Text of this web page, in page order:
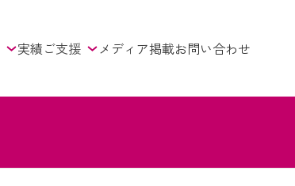
実績ご支援 メディア掲載お問い合わせ